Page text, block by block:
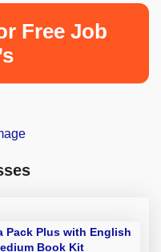
Free Job
Pack Plus with English
Book Kit